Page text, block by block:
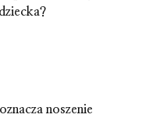
noszenie